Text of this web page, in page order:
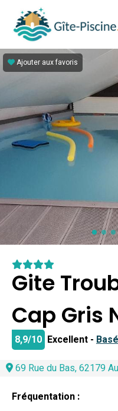
Ajouter aux favoris
Gite
Cap Gris
8,9/10 Excellent -
69 Rue du Bas, 62179
Fréquentation :